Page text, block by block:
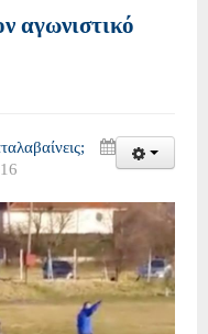
αγωνιστικό